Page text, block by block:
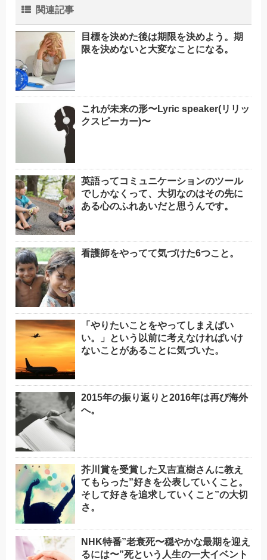
関連記事
目標を決めた後は期限を決めよう。期
限を決めないと大変なことになる。
これが未来の形〜Lyric speaker(リリッ
クスピーカー)〜
英語ってコミュニケーションのツール
でしかなくって、大切なのはその先に
ある心のふれあいだと思うんです。
看護師をやってて気づけた6つこと。
「やりたいことをやってしまえばい
い。」という以前に考えなければいけ
ないことがあることに気づいた。
2015年の振り返りと2016年は再び海外
へ。
芥川賞を受賞した又吉直樹さんに教え
てもらった”好きを公表していくこと。
そして好きを追求していくこと”の大切
さ。
NHK特番”老衰死〜穏やかな最期を迎え
るには〜”死という人生の一大イベント